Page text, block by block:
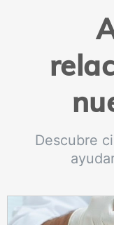
Descubre